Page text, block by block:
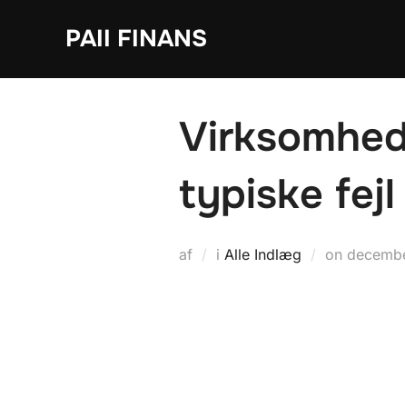
PAII FINANS
typiske fejl
af i Alle Indlæg on Udgivet